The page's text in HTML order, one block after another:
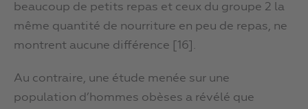
beaucoup de petits repas et ceux du groupe 2 la
même quantité de nourriture en peu de repas, ne
montrent aucune différence [16].
Au contraire, une étude menée sur une
population d’hommes obèses a révélé que